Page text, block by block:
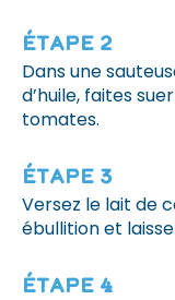
Étape 2
Dans une
d’huile, faites
tomates.
Étape 3
Versez le lait de
ébullition et
Étape 4